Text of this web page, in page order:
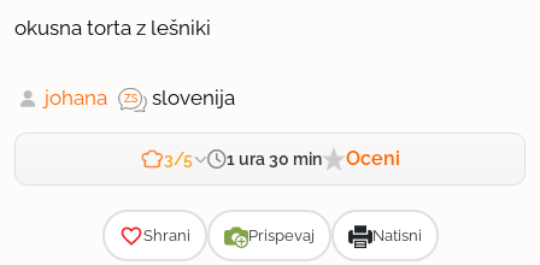
okusna torta z lešniki
johana slovenija
3/5 1 ura 30 min Oceni
Shrani Prispevaj Natisni